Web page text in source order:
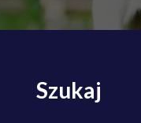
Szukaj